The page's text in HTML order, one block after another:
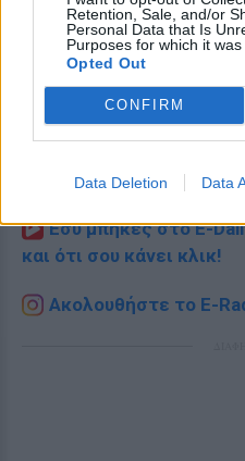
Retention, Sale, and/or
Personal Data that Is
Purposes for which it was
Opted Out
CONFIRM
Data Deletion Data
και μάθετε πρώτοι
τα
Εσύ μπήκες στο E-
και ότι σου κάνει κλικ!
Ακολουθήστε το E-